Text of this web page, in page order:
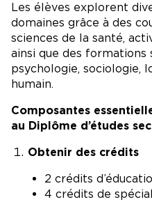
Les élèves explorent
domaines grâce à des
sciences de la santé,
ainsi que des formations
psychologie, sociologie,
humain.
Composantes
au Diplôme d’études
Obtenir des crédits
2 crédits
4 crédits de